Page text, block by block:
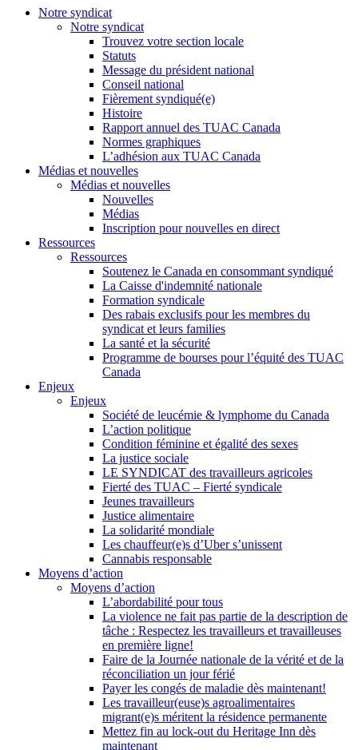
Notre syndicat
Notre syndicat
Trouvez votre section locale
Statuts
Message du président national
Conseil national
Fièrement syndiqué(e)
Histoire
Rapport annuel des TUAC Canada
Normes graphiques
L’adhésion aux TUAC Canada
Médias et nouvelles
Médias et nouvelles
Nouvelles
Médias
Inscription pour nouvelles en direct
Ressources
Ressources
Soutenez le Canada en consommant syndiqué
La Caisse d'indemnité nationale
Formation syndicale
Des rabais exclusifs pour les membres du
syndicat et leurs families
La santé et la sécurité
Programme de bourses pour l’équité des TUAC
Canada
Enjeux
Enjeux
Société de leucémie & lymphome du Canada
L’action politique
Condition féminine et égalité des sexes
La justice sociale
LE SYNDICAT des travailleurs agricoles
Fierté des TUAC – Fierté syndicale
Jeunes travailleurs
Justice alimentaire
La solidarité mondiale
Les chauffeur(e)s d’Uber s’unissent
Cannabis responsable
Moyens d’action
Moyens d’action
L’abordabilité pour tous
La violence ne fait pas partie de la description de
tâche : Respectez les travailleurs et travailleuses
en première ligne!
Faire de la Journée nationale de la vérité et de la
réconciliation un jour férié
Payer les congés de maladie dès maintenant!
Les travailleur(euse)s agroalimentaires
migrant(e)s méritent la résidence permanente
Mettez fin au lock-out du Heritage Inn dès
maintenant